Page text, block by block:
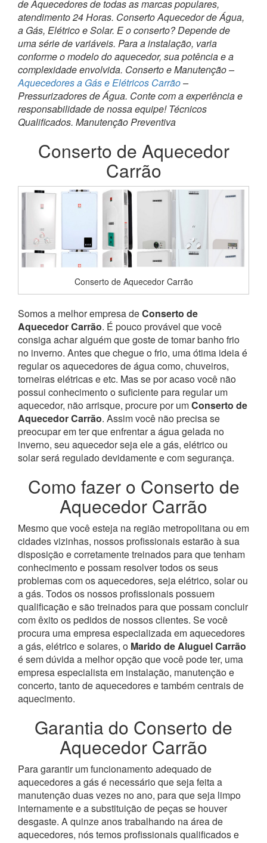
de Aquecedores de todas as marcas populares,
atendimento 24 Horas. Conserto Aquecedor de Água,
a Gás, Elétrico e Solar. E o conserto? Depende de
uma série de variáveis. Para a instalação, varia
conforme o modelo do aquecedor, sua potência e a
complexidade envolvida. Conserto e Manutenção –
Aquecedores a Gás e Elétricos Carrão–
Pressurizadores de Água. Conte com a experiência e
responsabilidade de nossa equipe! Técnicos
Qualificados. Manutenção Preventiva
Conserto de Aquecedor
Carrão
Conserto de Aquecedor Carrão
Somos a melhor empresa deConserto de
Aquecedor Carrão. É pouco provável que você
consiga achar alguém que goste de tomar banho frio
no inverno. Antes que chegue o frio, uma ótima ideia é
regular os aquecedores de água como, chuveiros,
torneiras elétricas e etc. Mas se por acaso você não
possui conhecimento o suficiente para regular um
aquecedor, não arrisque, procure por umConserto de
Aquecedor Carrão. Assim você não precisa se
preocupar em ter que enfrentar a água gelada no
inverno, seu aquecedor seja ele a gás, elétrico ou
solar será regulado devidamente e com segurança.
Como fazer o Conserto de
Aquecedor Carrão
Mesmo que você esteja na região metropolitana ou em
cidades vizinhas, nossos profissionais estarão à sua
disposição e corretamente treinados para que tenham
conhecimento e possam resolver todos os seus
problemas com os aquecedores, seja elétrico, solar ou
a gás. Todos os nossos profissionais possuem
qualificação e são treinados para que possam concluir
com êxito os pedidos de nossos clientes. Se você
procura uma empresa especializada em aquecedores
a gás, elétrico e solares, o Marido de Aluguel Carrão
é sem dúvida a melhor opção que você pode ter, uma
empresa especialista em instalação, manutenção e
concerto, tanto de aquecedores e também centrais de
aquecimento.
Garantia do Conserto de
Aquecedor Carrão
Para garantir um funcionamento adequado de
aquecedores a gás é necessário que seja feita a
manutenção duas vezes no ano, para que seja limpo
internamente e a substituição de peças se houver
desgaste. A quinze anos trabalhando na área de
aquecedores, nós temos profissionais qualificados e